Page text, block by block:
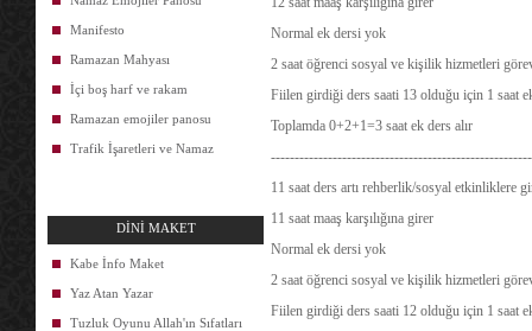
Manifesto
Ramazan Mahyası
İçi boş harf ve rakam
Ramazan emojiler panosu
Trafik İşaretleri ve Namaz
DİNİ MAKET
Kabe İnfo Maket
Yaz Atan Yazar
Tuzluk Oyunu Allah'ın Sıfatları
Normal ek dersi yok
2 saat öğrenci sosyal ve kişilik hizmetleri
Fiilen girdiği ders saati 13 olduğu için 1 saat
Toplamda 0+2+1=3 saat ek ders alır
11 saat ders artı rehberlik/sosyal etkinliklere
11 saat maaş karşılığına girer
Normal ek dersi yok
2 saat öğrenci sosyal ve kişilik hizmetleri
Fiilen girdiği ders saati 12 olduğu için 1 saat